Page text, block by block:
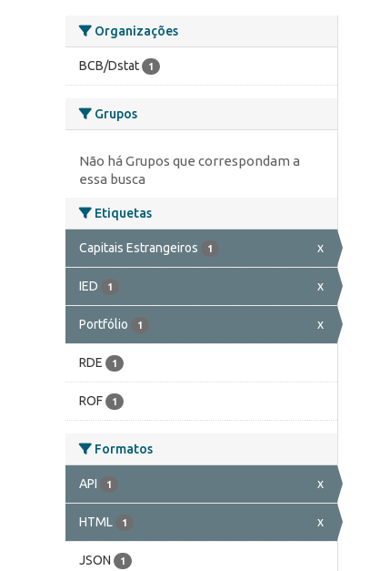
Organizações
BCB/Dstat 1
Grupos
Não há Grupos que correspondam a
essa busca
Etiquetas
Capitais Estrangeiros 1 x
IED 1 x
Portfólio 1 x
RDE 1
ROF 1
Formatos
API 1 x
HTML 1 x
JSON 1